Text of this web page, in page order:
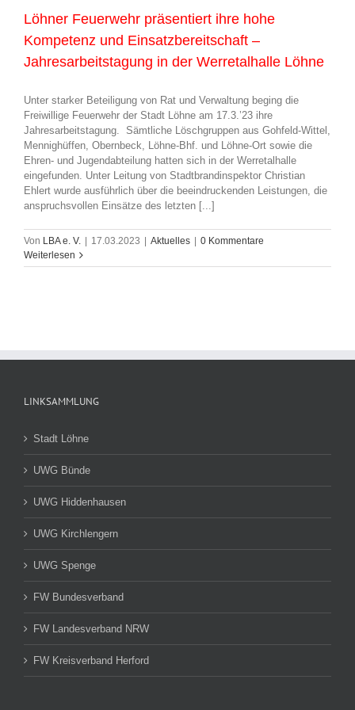
Löhner Feuerwehr präsentiert ihre hohe
Kompetenz und Einsatzbereitschaft –
Jahresarbeitstagung in der Werretalhalle Löhne
Unter starker Beteiligung von Rat und Verwaltung beging die
Freiwillige Feuerwehr der Stadt Löhne am 17.3.’23 ihre
Jahresarbeitstagung. Sämtliche Löschgruppen aus Gohfeld-Wittel,
Mennighüffen, Obernbeck, Löhne-Bhf. und Löhne-Ort sowie die
Ehren- und Jugendabteilung hatten sich in der Werretalhalle
eingefunden. Unter Leitung von Stadtbrandinspektor Christian
Ehlert wurde ausführlich über die beeindruckenden Leistungen, die
anspruchsvollen Einsätze des letzten [...]
Von LBA e. V. | 17.03.2023 | Aktuelles | 0 Kommentare
Weiterlesen
LINKSAMMLUNG
Stadt Löhne
UWG Bünde
UWG Hiddenhausen
UWG Kirchlengern
UWG Spenge
FW Bundesverband
FW Landesverband NRW
FW Kreisverband Herford